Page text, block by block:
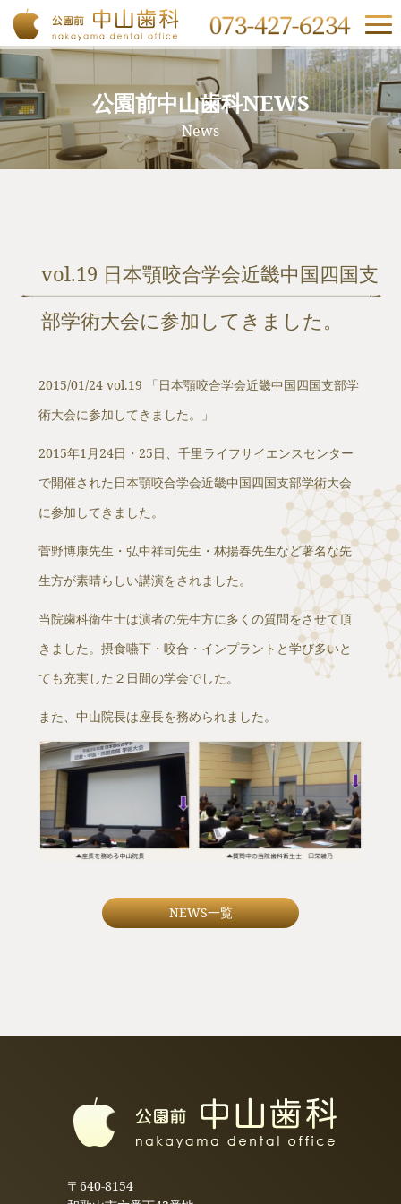
公園前中山歯科NEWS
News
vol.19 日本顎咬合学会近畿中国四国支
部学術大会に参加してきました。
2015/01/24 vol.19 「日本顎咬合学会近畿中国四国支部学
術大会に参加してきました。
」
2015年1月24日・25日、千里ライフサイエンスセンター
で開催された日本顎咬合学会近畿中国四国支部学術大会
に参加してきました。
菅野博康先生・弘中祥司先生・林揚春先生など著名な先
生方が素晴らしい講演をされました。
当院歯科衛生士は演者の先生方に多くの質問をさせて頂
きました。摂食嚥下・咬合・インプラントと学び多いと
ても充実した２日間の学会でした。
また、中山院長は座長を務められました。
NEWS一覧
〒640-8154